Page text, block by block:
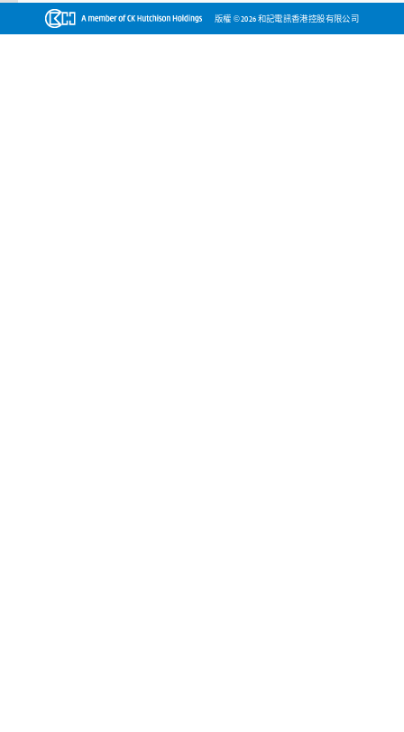
版權 ©2026 和記電訊香港控股有限公司